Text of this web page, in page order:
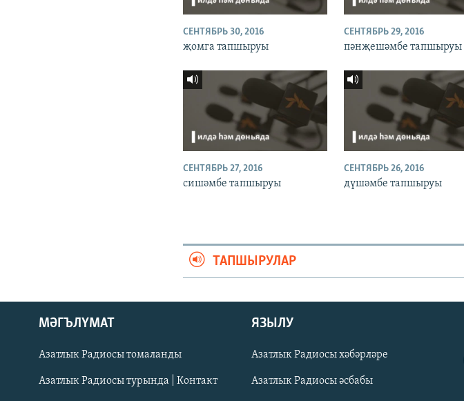
ӘЙДӘ ONLINE
БЕЗГӘ КУШЫЛЫГЫЗ!
СЕНТЯБРЬ 30, 2016
җомга тапшыруы
СЕНТЯБРЬ 29, 2016
пәнҗешәмбе тапшыруы
СЕНТЯБРЬ 27, 2016
сишәмбе тапшыруы
СЕНТЯБРЬ 26, 2016
дүшәмбе тапшыруы
ТАПШЫРУЛАР
МӘГЪЛҮМАТ
Азатлык Радиосы томаланды
Азатлык Радиосы турында | Контакт
ЯЗЫЛУ
Азатлык Радиосы хәбәрләре
Азатлык Радиосы әсбабы